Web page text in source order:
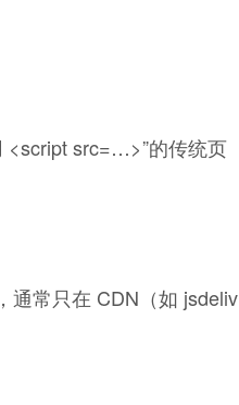
<script src=…>”的传统页
通常只在 CDN（如 jsdeliv